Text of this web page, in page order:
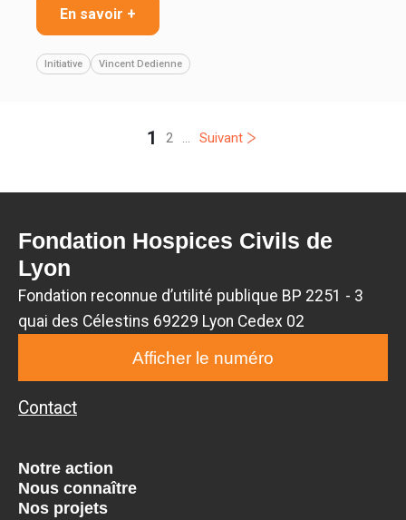
En savoir +
Initiative Vincent Dedienne
1 2 Suivant
Fondation Hospices Civils de
Lyon
Fondation reconnue d’utilité publique BP 2251 - 3
quai des Célestins 69229 Lyon Cedex 02
Afficher le numéro
Contact
Notre action
Nous connaître
Nos projets